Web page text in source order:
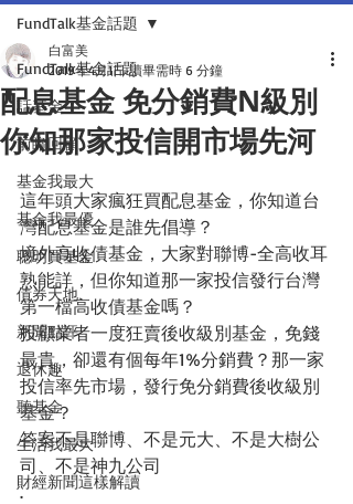
FundTalk基金話題
話基金
前瞻回顧
基金我最大
基金我最優
聰明買基金
債券天地
新聞點評
退休趣
聽基金
生活我最大
財經新聞這樣解讀
FundTalk基金話題
配息基金 免分銷費N級別
你知那家投信開市場先河
白富美
2019年4月1日 讀畢需時 6 分鐘
這年頭大家瘋狂買配息基金，你知道台
灣配息基金是誰先倡導？
境外高收債基金，大家對聯博-全高收耳
熟能詳，但你知道那一家投信發行台灣
第一檔高收債基金嗎？
投顧業者一度狂賣後收級別基金，免錢
最貴，卻還有個每年1%分銷費？那一家
投信率先市場，發行免分銷費後收級別
基金？
答案不是聯博、不是元大、不是大樹公
司、不是神九公司
.